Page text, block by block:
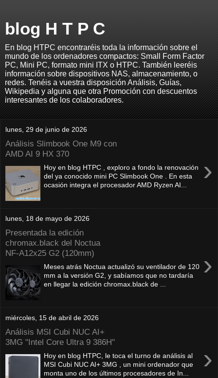
blog H T P C
En blog HTPC encontraréis toda la información sobre el
mundo de los ordenadores compactos: Small Form Factor
PC, Mini PC, formato mini ITX o HTPC. También leeréis
información sobre dispositivos NAS, almacenamiento, o
redes. Tenéis a vuestra disposición Análisis, Guías,
Wikipedia y alguna que otra Promoción con descuentos
interesantes de los colaboradores.
lunes, 29 de junio de 2026
Análisis Slimbook One M9 con
AMD AI 9 HX 370
›
Hoy en blog HTPC , exploro a fondo la renovación
del ya conocido mini PC Slimbook One . En esta
ocasión integra el procesador AMD Ryzen AI...
lunes, 18 de mayo de 2026
Presentada la edición
chromax.black del Noctua
NF‑A12x25 G2 (120mm)
›
Meses atrás Noctua actualizó su ventilador de 120
mm a la versión G2, y sabíamos que no tardaría
en llegar la edición chromax.black de ...
miércoles, 15 de abril de 2026
Análisis MSI Cubi NUC AI+
3MG "Intel Core Ultra 9 386H"
›
Hoy en blog HTPC, le toca el turno de análisis al
MSI Cubi NUC AI+ 3MG , un mini ordenador que
monta uno de los últimos procesadores de In...